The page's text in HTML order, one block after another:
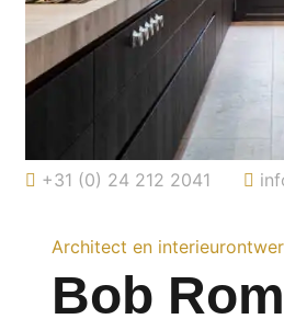
+31 (0) 24 212 2041
Architect en
Bob